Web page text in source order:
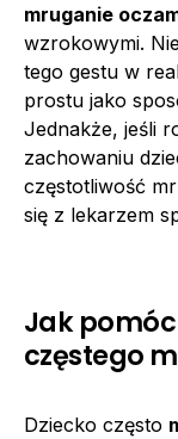
mruganie
wzrokowymi.
tego gestu w
prostu jako
Jednakże, jeśli
zachowaniu
częstotliwość
się z lekarzem
Jak
częstego
Dziecko często